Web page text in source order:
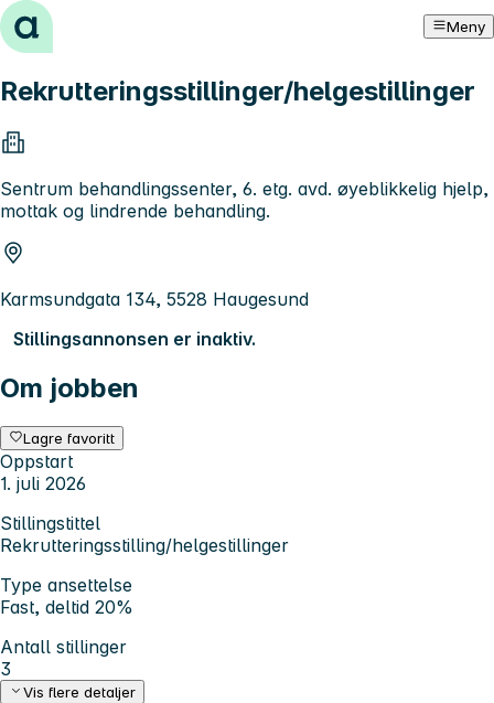
Hopp til innhold Meny
Rekrutteringsstillinger/helgestillinger
Sentrum behandlingssenter, 6. etg. avd. øyeblikkelig hjelp,
mottak og lindrende behandling.
Karmsundgata 134, 5528 Haugesund
Stillingsannonsen er inaktiv.
Om jobben
Lagre favoritt
Oppstart
1. juli 2026
Stillingstittel
Rekrutteringsstilling/helgestillinger
Type ansettelse
Fast, deltid 20%
Antall stillinger
3
Vis flere detaljer